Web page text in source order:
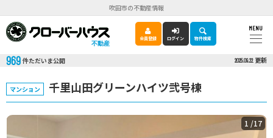
吹田市の不動産情報
不動産
会員登録 ログイン 物件検索
MENU
969 件ただいま公開 2025.09.22 更新
マンション 千里山田グリーンハイツ弐号棟
1 /17